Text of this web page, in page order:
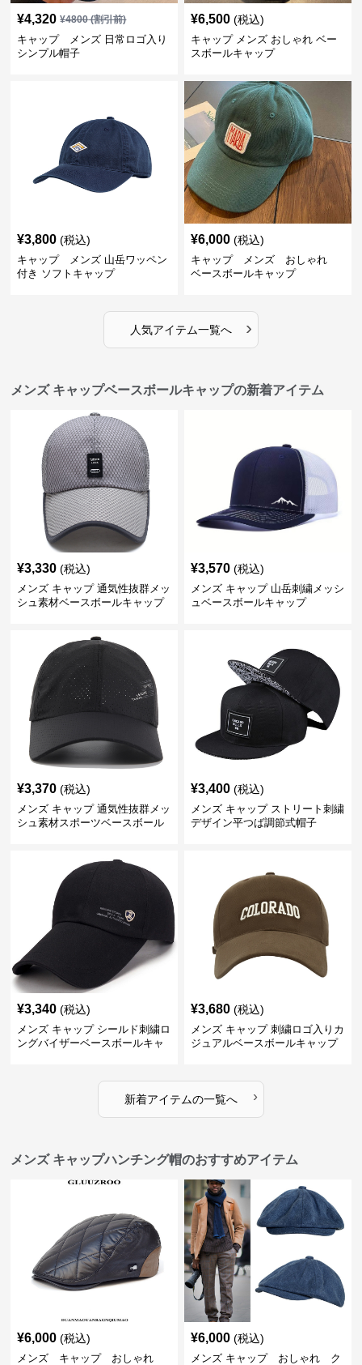
¥4,320 ¥4800(割引前)
キャップ メンズ 日常ロゴ入り
シンプル帽子
¥6,500 (税込)
キャップ メンズ おしゃれ ベー
スボールキャップ
¥3,800 (税込)
キャップ メンズ 山岳ワッペン
付き ソフトキャップ
¥6,000 (税込)
キャップ メンズ おしゃれ
ベースボールキャップ
人気アイテム一覧へ ›
メンズ キャップベースボールキャップの新着アイテム
¥3,330 (税込)
メンズ キャップ 通気性抜群メッ
シュ素材ベースボールキャップ
¥3,570 (税込)
メンズ キャップ 山岳刺繍メッシ
ュベースボールキャップ
¥3,370 (税込)
メンズ キャップ 通気性抜群メッ
シュ素材スポーツベースボール
¥3,400 (税込)
メンズ キャップ ストリート刺繍
デザイン平つば調節式帽子
¥3,340 (税込)
メンズ キャップ シールド刺繍ロ
ングバイザーベースボールキャ
¥3,680 (税込)
メンズ キャップ 刺繍ロゴ入りカ
ジュアルベースボールキャップ
新着アイテムの一覧へ ›
メンズ キャップハンチング帽のおすすめアイテム
¥6,000 (税込)
メンズ キャップ おしゃれ
¥6,000 (税込)
メンズ キャップ おしゃれ ク